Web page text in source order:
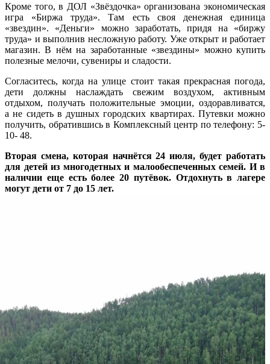
Кроме того, в ДОЛ «Звёздочка» организована экономическая
игра «Биржа труда». Там есть своя денежная единица
«звездин». «Деньги» можно заработать, придя на «биржу
труда» и выполнив несложную работу. Уже открыт и работает
магазин. В нём на заработанные «звездины» можно купить
полезные мелочи, сувениры и сладости.
Согласитесь, когда на улице стоит такая прекрасная погода,
дети должны наслаждать свежим воздухом, активным
отдыхом, получать положительные эмоции, оздоравливатся,
а не сидеть в душных городских квартирах. Путевки можно
получить, обратившись в Комплексный центр по телефону: 5-
10- 48.
Вторая смена, которая начнётся 24 июля, будет работать
для детей из многодетных и малообеспеченных семей. И в
наличии еще есть более 20 путёвок. Отдохнуть в лагере
могут дети от 7 до 15 лет.